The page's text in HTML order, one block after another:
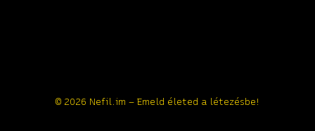
© 2026 Nefil.im – Emeld életed a létezésbe!